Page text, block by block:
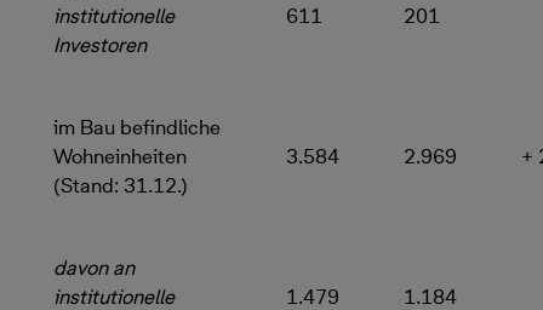
institutionelle
Investoren
611 201
im Bau befindliche
Wohneinheiten
(Stand: 31.12.)
3.584 2.969 +
davon an
institutionelle
1.479 1.184